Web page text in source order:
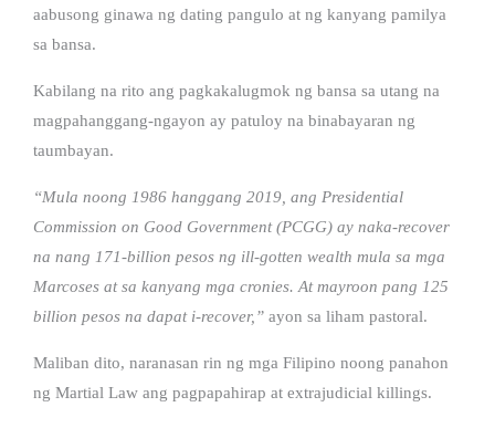
aabusong ginawa ng dating pangulo at ng kanyang pamilya
sa bansa.
Kabilang na rito ang pagkakalugmok ng bansa sa utang na
magpahanggang-ngayon ay patuloy na binabayaran ng
taumbayan.
“Mula noong 1986 hanggang 2019, ang Presidential
Commission on Good Government (PCGG) ay naka-recover
na nang 171-billion pesos ng ill-gotten wealth mula sa mga
Marcoses at sa kanyang mga cronies. At mayroon pang 125
billion pesos na dapat i-recover,” ayon sa liham pastoral.
Maliban dito, naranasan rin ng mga Filipino noong panahon
ng Martial Law ang pagpapahirap at extrajudicial killings.